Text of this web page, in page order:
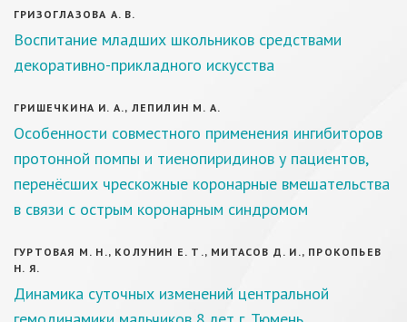
ГРИЗОГЛАЗОВА А. В.
Воспитание младших школьников средствами
декоративно-прикладного искусства
ГРИШЕЧКИНА И. А., ЛЕПИЛИН М. А.
Особенности совместного применения ингибиторов
протонной помпы и тиенопиридинов у пациентов,
перенёсших чрескожные коронарные вмешательства
в связи с острым коронарным синдромом
ГУРТОВАЯ М. Н., КОЛУНИН Е. Т., МИТАСОВ Д. И., ПРОКОПЬЕВ
Н. Я.
Динамика суточных изменений центральной